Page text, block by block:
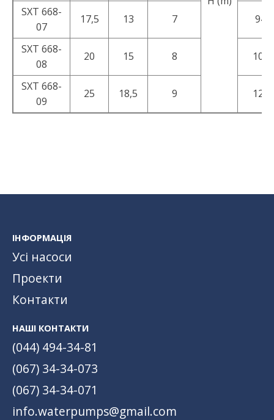
SXT 668-
07
17,5 13 7 94
SXT 668-
08
20 15 8 106
SXT 668-
09
25 18,5 9 122
ІНФОРМАЦІЯ
Усі насоси
Проекти
Контакти
НАШІ КОНТАКТИ
(044) 494-34-81
(067) 34-34-073
(067) 34-34-071
info.waterpumps@gmail.com